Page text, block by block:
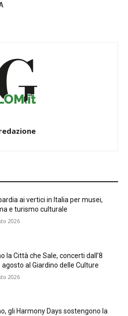
ai vertici in Italia per musei,
e turismo culturale
2026
la Città che Sale, concerti dall’8
agosto al Giardino delle Culture
2026
gli Harmony Days sostengono la